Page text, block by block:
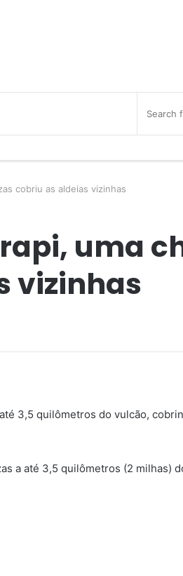
cobriu as aldeias vizinhas
uma
vizinhas
3,5 quilômetros do vulcão,
a até 3,5 quilômetros (2 milhas)